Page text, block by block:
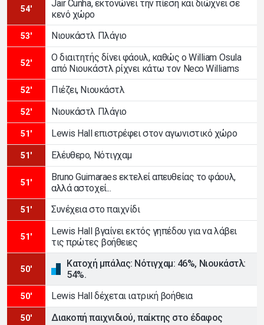
54'
Jair Cunha, εκτονώνει την πίεση και διώχνει σε
κενό χώρο
53' Νιουκάστλ Πλάγιο
52'
Ο διαιτητής δίνει φάουλ, καθώς ο William Osula
από Νιουκάστλ ρίχνει κάτω τον Neco Williams
52' Πιέζει, Νιουκάστλ
52' Νιουκάστλ Πλάγιο
51' Lewis Hall επιστρέφει στον αγωνιστικό χώρο
51' Ελέυθερο, Νότιγχαμ
51'
Bruno Guimaraes εκτελεί απευθείας το φάουλ,
αλλά αστοχεί...
51' Συνέχεια στο παιχνίδι
51'
Lewis Hall βγαίνει εκτός γηπέδου για να λάβει
τις πρώτες βοήθειες
50'
Κατοχή μπάλας: Νότιγχαμ: 46%, Νιουκάστλ:
54%.
50' Lewis Hall δέχεται ιατρική βοήθεια
50' Διακοπή παιχνιδιού, παίκτης στο έδαφος